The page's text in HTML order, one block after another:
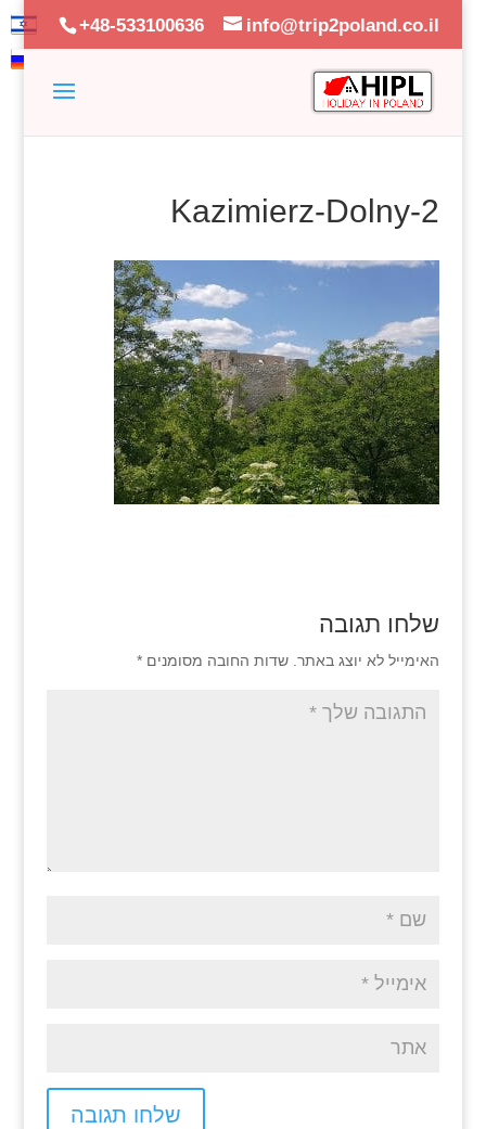
+48-533100636 info@trip2poland.co.il
Kazimierz-Dolny-2
שלחו תגובה
האימייל לא יוצג באתר. שדות החובה מסומנים *